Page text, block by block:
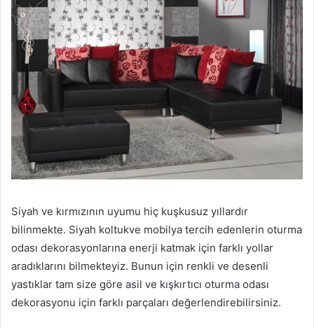
Siyah ve kırmızının uyumu hiç kuşkusuz yıllardır
bilinmekte. Siyah koltukve mobilya tercih edenlerin oturma
odası dekorasyonlarına enerji katmak için farklı yollar
aradıklarını bilmekteyiz. Bunun için renkli ve desenli
yastıklar tam size göre asil ve kışkırtıcı oturma odası
dekorasyonu için farklı parçaları değerlendirebilirsiniz.